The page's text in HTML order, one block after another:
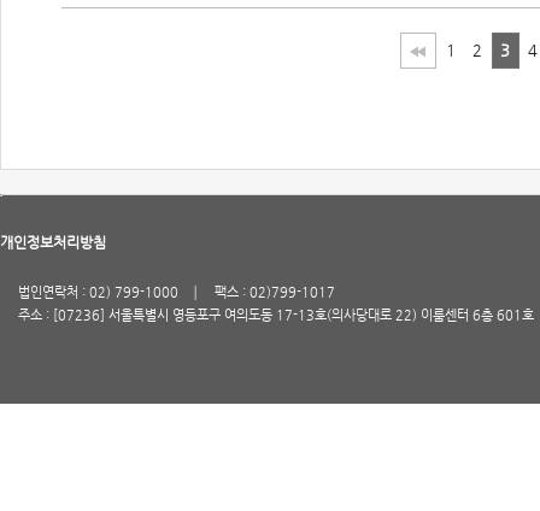
1 2 3 4
개인정보처리방침
법인연락처 : 02) 799-1000
팩스 : 02)799-1017
주소 : [07236] 서울특별시 영등포구 여의도동 17-13호(의사당대로 22) 이룸센터 6층 601호